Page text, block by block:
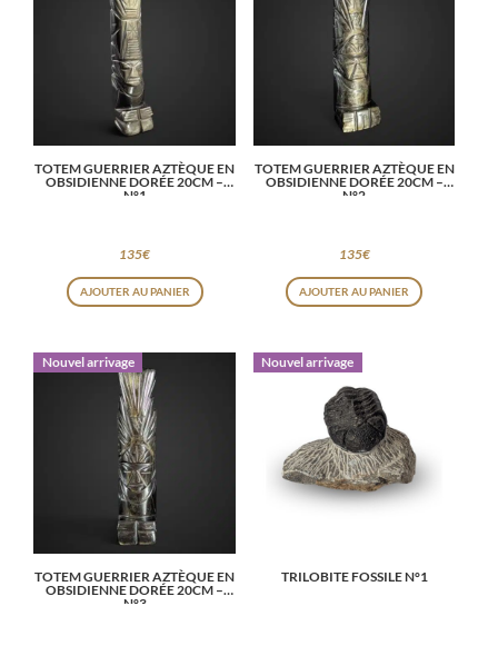
TOTEM GUERRIER AZTÈQUE EN
OBSIDIENNE DORÉE 20CM –
N°1
135€
AJOUTER AU PANIER
TOTEM GUERRIER AZTÈQUE EN
OBSIDIENNE DORÉE 20CM –
N°2
135€
AJOUTER AU PANIER
Nouvel arrivage
TOTEM GUERRIER AZTÈQUE EN
OBSIDIENNE DORÉE 20CM –
N°3
Nouvel arrivage
TRILOBITE FOSSILE N°1